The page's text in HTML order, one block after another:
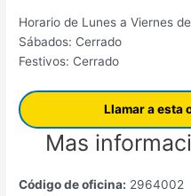
Horario de Lunes a Viernes
Sábados: Cerrado
Festivos: Cerrado
Llamar a esta
Mas
Código de oficina: 2964002